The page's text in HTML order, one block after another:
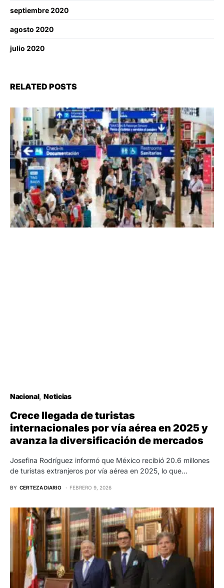
septiembre 2020
agosto 2020
julio 2020
RELATED POSTS
Nacional Noticias
Crece llegada de turistas
internacionales por vía aérea en 2025 y
avanza la diversificación de mercados
Josefina Rodríguez informó que México recibió 20.6 millones
de turistas extranjeros por vía aérea en 2025, lo que…
BY CERTEZA DIARIO FEBRERO 9, 2026